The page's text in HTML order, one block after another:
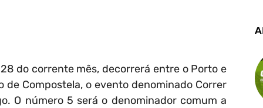
do corrente mês, decorrerá entre o Porto e
de Compostela, o evento denominado Correr
O número 5 será o denominador comum a